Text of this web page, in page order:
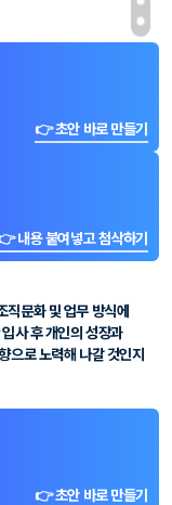
👉 초안 바로 만들기
내용 붙여넣고 첨삭하기
문화 및 업무 방식에
사 후 개인의 성장과
으로 노력해 나갈 것인지
👉 초안 바로 만들기